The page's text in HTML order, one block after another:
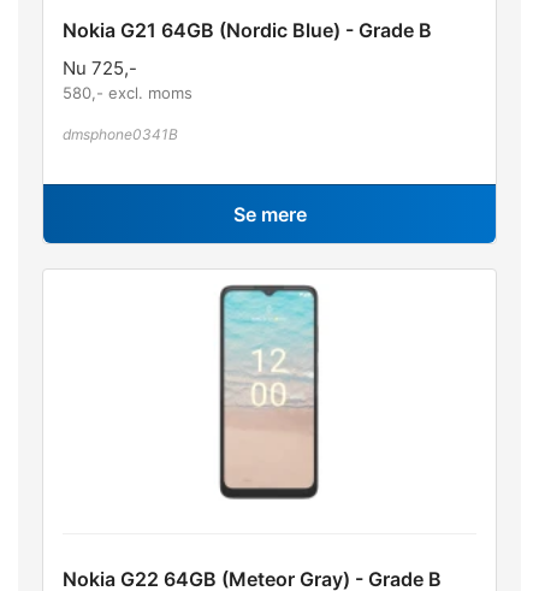
Nokia G21 64GB (Nordic Blue) - Grade B
Nu 725,-
580 ,- excl. moms
dmsphone0341B
Se mere
Nokia G22 64GB (Meteor Gray) - Grade B